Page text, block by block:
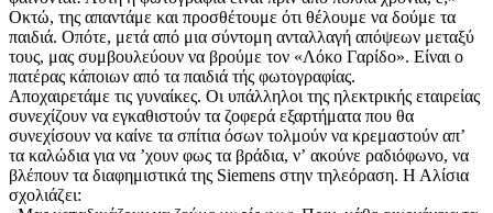
Οκτώ, της απαντάμε και προσθέτουμε ότι θέλουμε να δούμε τα
παιδιά. Οπότε, μετά από μια σύντομη ανταλλαγή απόψεων μεταξύ
τους, μας συμβουλεύουν να βρούμε τον «Λόκο Γαρίδο». Είναι ο
πατέρας κάποιων από τα παιδιά τής φωτογραφίας.
Αποχαιρετάμε τις γυναίκες. Οι υπάλληλοι της ηλεκτρικής εταιρείας
συνεχίζουν να εγκαθιστούν τα ζοφερά εξαρτήματα που θα
συνεχίσουν να καίνε τα σπίτια όσων τολμούν να κρεμαστούν απʼ
τα καλώδια για να ʼχουν φως τα βράδια, νʼ ακούνε ραδιόφωνο, να
βλέπουν τα διαφημιστικά της Siemens στην τηλεόραση. Η Αλίσια
σχολιάζει: